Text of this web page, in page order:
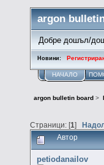
argon
Добре дошъл/
Новини:
НАЧАЛО
argon bulletin board >
Страници: [1]
Автор
petiodanailov